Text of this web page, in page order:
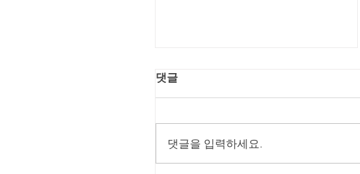
댓글
댓글을 입력하세요.